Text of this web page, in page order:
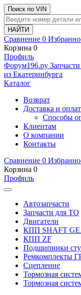
Поиск по VIN
Сравнение 0
Корзина 0
Профиль
Фoрум196.ру
из Екатеринбурга
Каталог
Возврат
Доставка и
Способы
Клиентам
О компании
Контакты
Сравнение 0
Корзина 0
Профиль
Автозапчасти
Запчасти для ТО
Двигатели
КПП SHAFT
КПП ZF
Подшипники
Ремкомплекты
Сцепление
Тормозная
Тормозная